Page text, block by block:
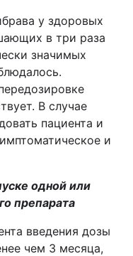
у здоровых
в три раза
значимых
В случае
пациента и
и
одной или
препарата
введения дозы
чем 3 месяца,